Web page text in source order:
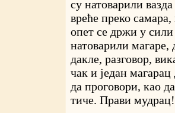
су натоварили
вреће преко
опет се држи у
натоварили магаре,
дакле, разговор,
чак и један
да проговори, као
тиче. Прави мудрац!